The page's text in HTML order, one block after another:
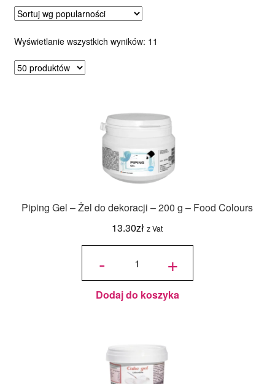
Wyświetlanie wszystkich wyników: 11
Piping Gel – Żel do dekoracji – 200 g – Food Colours
13.30zł z Vat
-
ilość
do
dekoracji
- 200 g -
Food
Colours
+
Dodaj do koszyka